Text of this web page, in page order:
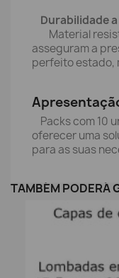
Durabilidade
Material
asseguram a
perfeito estado,
Packs com 10
oferecer uma
para as suas
TAMBÉM PODERÁ